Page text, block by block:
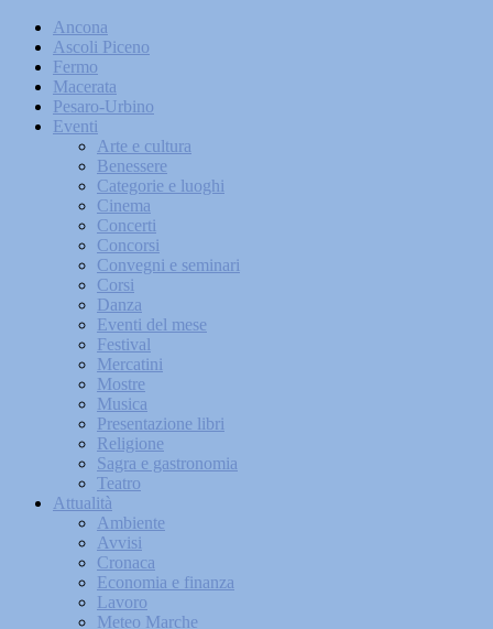
Ancona
Ascoli Piceno
Fermo
Macerata
Pesaro-Urbino
Eventi
Arte e cultura
Benessere
Categorie e luoghi
Cinema
Concerti
Concorsi
Convegni e seminari
Corsi
Danza
Eventi del mese
Festival
Mercatini
Mostre
Musica
Presentazione libri
Religione
Sagra e gastronomia
Teatro
Attualità
Ambiente
Avvisi
Cronaca
Economia e finanza
Lavoro
Meteo Marche